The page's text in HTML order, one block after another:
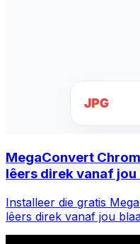
MegaConvert
lêers direk vanaf jou
Installeer die gratis
lêers direk vanaf jou